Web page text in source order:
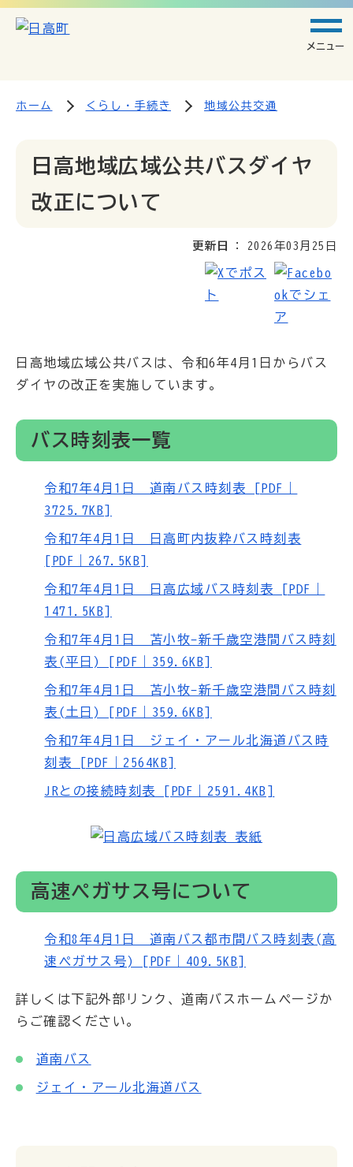
メニュー
ホーム くらし・手続き 地域公共交通
日高地域広域公共バスダイヤ
改正について
更新日 2026年03月25日
日高地域広域公共バスは、令和6年4月1日からバス
ダイヤの改正を実施しています。
バス時刻表一覧
令和7年4月1日 道南バス時刻表 [PDF｜
3725.7KB]
令和7年4月1日 日高町内抜粋バス時刻表
[PDF｜267.5KB]
令和7年4月1日 日高広域バス時刻表 [PDF｜
1471.5KB]
令和7年4月1日 苫小牧-新千歳空港間バス時刻
表(平日) [PDF｜359.6KB]
令和7年4月1日 苫小牧-新千歳空港間バス時刻
表(土日) [PDF｜359.6KB]
令和7年4月1日 ジェイ・アール北海道バス時
刻表 [PDF｜2564KB]
JRとの接続時刻表 [PDF｜2591.4KB]
高速ペガサス号について
令和8年4月1日 道南バス都市間バス時刻表(高
速ペガサス号) [PDF｜409.5KB]
詳しくは下記外部リンク、道南バスホームページか
らご確認ください。
道南バス
ジェイ・アール北海道バス